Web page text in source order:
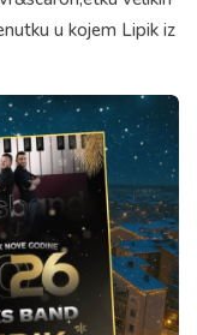
u kojem Lipik iz